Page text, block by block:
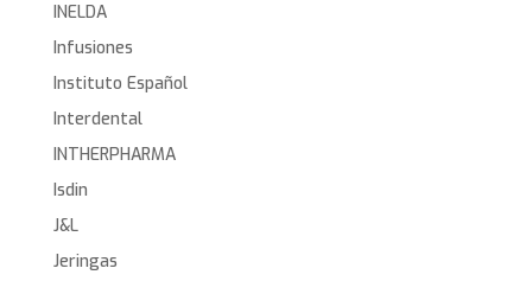
INELDA
Infusiones
Instituto Español
Interdental
INTHERPHARMA
Isdin
J&L
Jeringas